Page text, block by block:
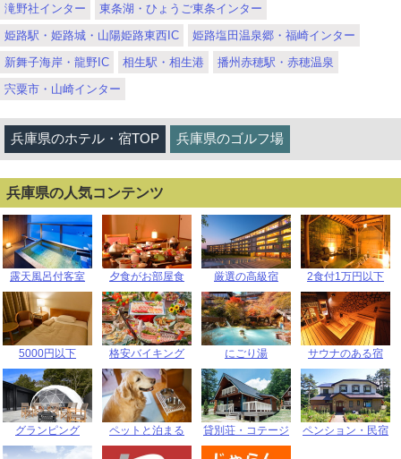
滝野社インター
東条湖・ひょうご東条インター
姫路駅・姫路城・山陽姫路東西IC
姫路塩田温泉郷・福崎インター
新舞子海岸・龍野IC
相生駅・相生港
播州赤穂駅・赤穂温泉
宍粟市・山崎インター
兵庫県のホテル・宿TOP 兵庫県のゴルフ場
兵庫県の人気コンテンツ
露天風呂付客室 夕食がお部屋食 厳選の高級宿 2食付1万円以下
5000円以下 格安バイキング にごり湯 サウナのある宿
グランピング ペットと泊まる 貸別荘・コテージ ペンション・民宿